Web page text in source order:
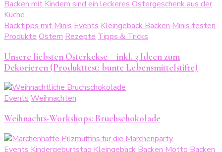
Backtipps mit Minis Events Kleingebäck Backen Minis testen
Produkte Ostern Rezepte Tipps & Tricks
Unsere liebsten Osterkekse – inkl. 3 Ideen zum
Dekorieren (Produkttest: bunte Lebensmittelstifte)
Events Weihnachten
Weihnachts-Workshops: Bruchschokolade
Events Kindergeburtstag Kleingebäck Backen Motto Backen